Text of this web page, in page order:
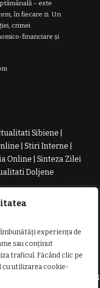
experiența de
sau conținut
traficul. Făcând clic pe
cu utilizarea cookie-
– este
în fiecare zi. Un
crimei
financiare și
Sibiene
Stiri Interne
Online
Sinteza Zilei
Doljene
de BanchetRochii
DE CONFIDENȚIALITATE